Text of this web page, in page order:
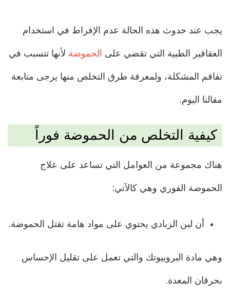
يجب عند حدوث هذه الحالة عدم الإفراط في استخدام
العقاقير الطبية التي تقضي على الحموضة لأنها تتسبب في
تفاقم المشكلة، ولمعرفة طرق التخلص منها يرجى متابعة
مقالنا اليوم.
كيفية التخلص من الحموضة فوراً
هناك مجموعة من العوامل التي تساعد على علاج
الحموضة الفوري وهي كالآتي:
أن لبن الزبادي يحتوي على مواد هامة تقتل الحموضة.
وهي مادة البروبيوتك والتي تعمل على تقليل الإحساس
بحرقان المعدة.